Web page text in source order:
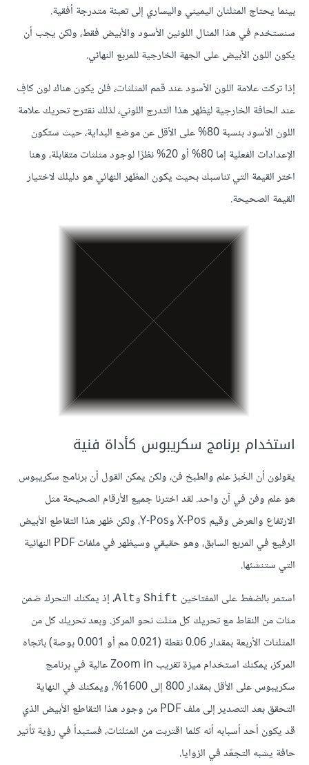
بينما يحتاج المثلثان اليميني واليساري إلى تعبئة متدرجة أفقية.
سنستخدم في هذا المثال اللونين الأسود والأبيض فقط، ولكن يجب أن
يكون اللون الأبيض على الجهة الخارجية للمربع النهائي.
إذا تركت علامة اللون الأسود عند قمم المثلثات، فلن يكون هناك لون كافٍ
عند الحافة الخارجية ليَظهر هذا التدرج اللوني، لذلك نقترح تحريك علامة
اللون الأسود بنسبة 80% على الأقل عن موضع البداية، حيث ستكون
الإعدادات الفعلية إما 80% أو 20% نظرًا لوجود مثلثات متقابلة، وهنا
اختر القيمة التي تناسبك بحيث يكون المظهر النهائي هو دليلك لاختيار
القيمة الصحيحة.
استخدام برنامج سكريبوس كأداة فنية
يقولون أن الخَبز علم والطبخ فن، ولكن يمكن القول أن برنامج سكريبوس
هو علم وفن في آن واحد. لقد اخترنا جميع الأرقام الصحيحة مثل
الارتفاع والعرض وقيم X-Pos وY-Pos، ولكن ظهر هذا التقاطع الأبيض
الرفيع في المربع السابق، وهو حقيقي وسيظهر في ملفات PDF النهائية
التي ستنشئها.
استمر بالضغط على المفتاحَين Shift وAlt، إذ يمكنك التحرك ضمن
مئات من النقاط مع تحريك كل مثلث نحو المركز. وبعد تحريك كل من
المثلثات الأربعة بمقدار 0.06 نقطة (0.021 مم أو 0.001 بوصة) باتجاه
المركز، يمكنك استخدام ميزة تقريب Zoom in عالية في برنامج
سكريبوس على الأقل بمقدار 800 إلى 1600%، ويمكنك في النهاية
التحقق بعد التصدير إلى ملف PDF من وجود هذا التقاطع الأبيض الذي
قد يكون أحد أسبابه أنه كلما اقتربت من المثلثات، فستبدأ في رؤية تأثير
حافة يشبه التجعّد في الزوايا.